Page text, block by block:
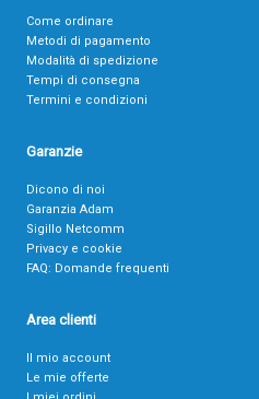
Come ordinare
Metodi di pagamento
Modalità di spedizione
Tempi di consegna
Termini e condizioni
Garanzie
Dicono di noi
Garanzia Adam
Sigillo Netcomm
Privacy e cookie
FAQ: Domande frequenti
Area clienti
Il mio account
Le mie offerte